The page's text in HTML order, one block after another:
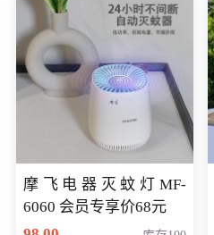
摩飞电器灭蚊灯MF-
6060 会员专享价68元